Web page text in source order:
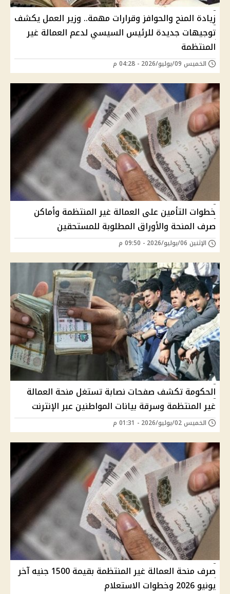
زيادة المنح والحوافز وقرارات مهمة.. وزير العمل يكشف
توجيهات جديدة للرئيس السيسي لدعم العمالة غير
المنتظمة
الخميس 09/يوليو/2026 - 04:28 م
خطوات التأمين على العمالة غير المنتظمة وأماكن
صرف المنحة والأوراق المطلوبة للمستحقين
الإثنين 06/يوليو/2026 - 09:50 م
الحكومة تكشف صفحات نصابة تستغل منحة العمالة
غير المنتظمة وسرقة بيانات المواطنين عبر الإنترنت
الخميس 02/يوليو/2026 - 01:31 م
صرف منحة العمالة غير المنتظمة بقيمة 1500 جنيه آخر
يونيو 2026 وخطوات الاستعلام